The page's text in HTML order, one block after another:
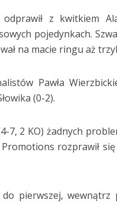
odprawił z kwitkiem
pojedynkach.
na macie ringu aż
Pawła
(0-2).
7, 2 KO) żadnych
rozprawił
do pierwszej,